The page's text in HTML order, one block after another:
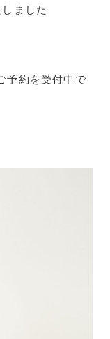
ました
予約を受付中で